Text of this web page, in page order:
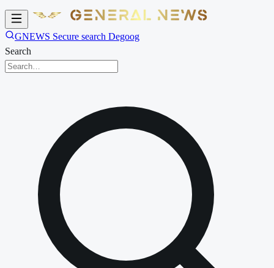
GNEWS Secure search Degoog
Search